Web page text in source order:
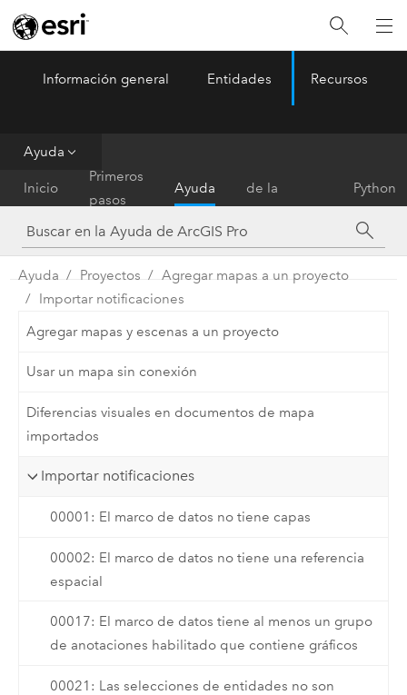
ArcGIS Pro Menu
Información general Entidades Recursos
Ayuda
Inicio
Primeros
pasos
Ayuda
de la
herramienta
Python
Ayuda Proyectos
Agregar mapas a un proyecto
Importar notificaciones
Agregar mapas y escenas a un proyecto
Usar un mapa sin conexión
Diferencias visuales en documentos de mapa
importados
Importar notificaciones
00001: El marco de datos no tiene capas
00002: El marco de datos no tiene una referencia
espacial
00017: El marco de datos tiene al menos un grupo
de anotaciones habilitado que contiene gráficos
00021: Las selecciones de entidades no son